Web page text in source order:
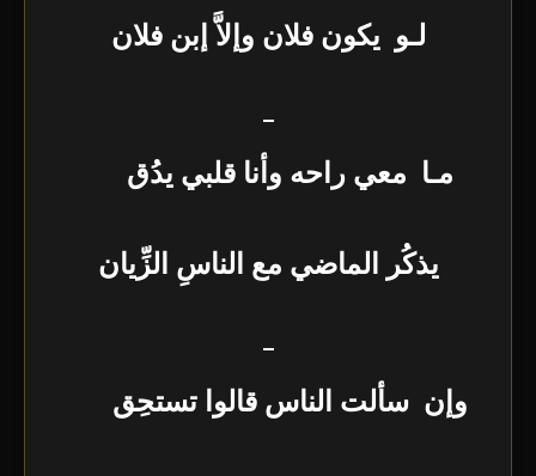
لـو يكون فلان وإلاَّ إبن فلان
–
مـا معي راحه وأنا قلبي يدُق
يذكُر الماضي مع الناسِ الزِّيان
–
وإن سألت الناس قالوا تستحِق